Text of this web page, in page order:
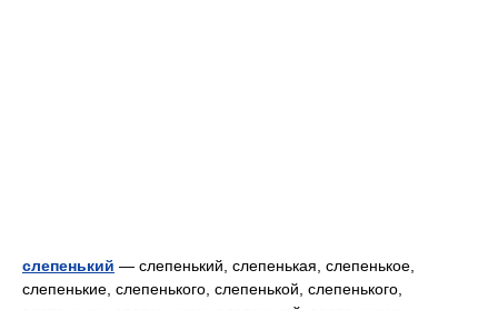
слепенький — слепенький, слепенькая, слепенькое,
слепенькие, слепенького, слепенькой, слепенького,